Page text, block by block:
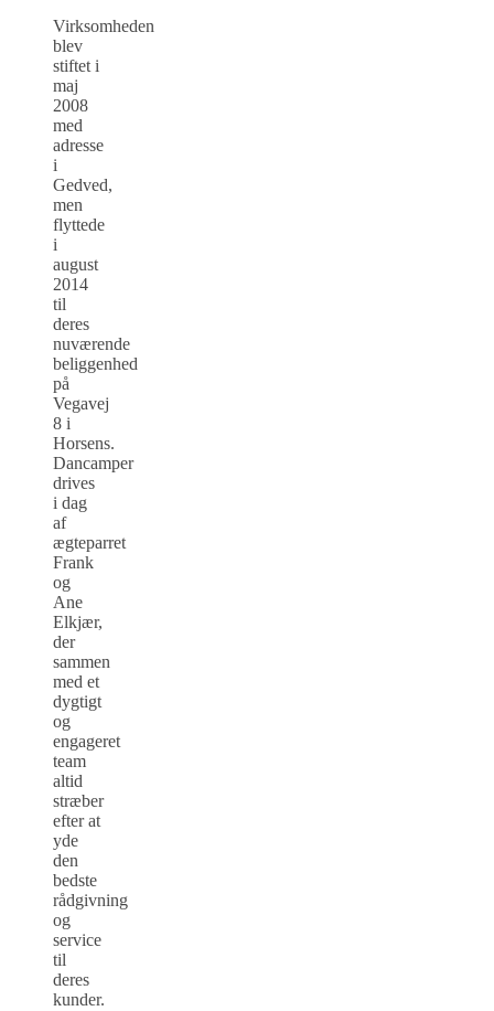
Virksomheden
blev
stiftet i
maj
2008
med
adresse
i
Gedved,
men
flyttede
i
august
2014
til
deres
nuværende
beliggenhed
på
Vegavej
8 i
Horsens.
Dancamper
drives
i dag
af
ægteparret
Frank
og
Ane
Elkjær,
der
sammen
med et
dygtigt
og
engageret
team
altid
stræber
efter at
yde
den
bedste
rådgivning
og
service
til
deres
kunder.